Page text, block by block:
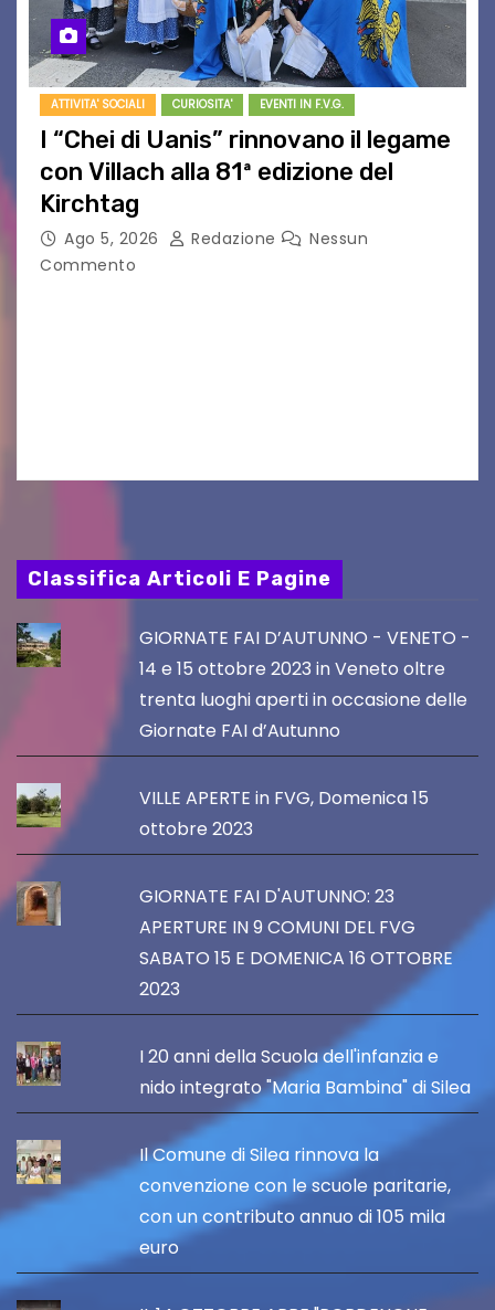
ATTIVITA' SOCIALI CURIOSITA' EVENTI IN F.V.G.
I “Chei di Uanis” rinnovano il legame
con Villach alla 81ª edizione del
Kirchtag
Ago 5, 2026 Redazione
Nessun
Commento
Classifica Articoli E Pagine
GIORNATE FAI D’AUTUNNO - VENETO -
14 e 15 ottobre 2023 in Veneto oltre
trenta luoghi aperti in occasione delle
Giornate FAI d’Autunno
VILLE APERTE in FVG, Domenica 15
ottobre 2023
GIORNATE FAI D'AUTUNNO: 23
APERTURE IN 9 COMUNI DEL FVG
SABATO 15 E DOMENICA 16 OTTOBRE
2023
I 20 anni della Scuola dell'infanzia e
nido integrato "Maria Bambina" di Silea
Il Comune di Silea rinnova la
convenzione con le scuole paritarie,
con un contributo annuo di 105 mila
euro